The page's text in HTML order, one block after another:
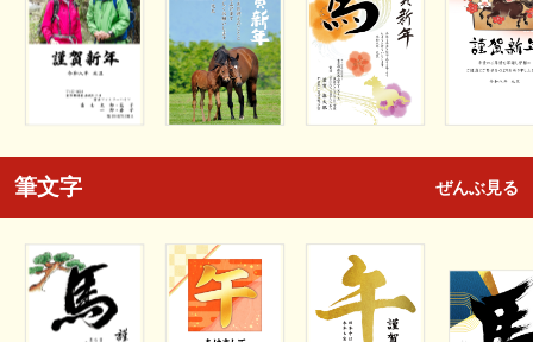
筆文字 ぜんぶ見る